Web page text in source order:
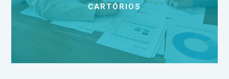
CARTÓRIOS